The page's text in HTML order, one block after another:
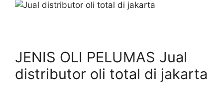
JENIS OLI PELUMAS Jual
distributor oli total di jakarta